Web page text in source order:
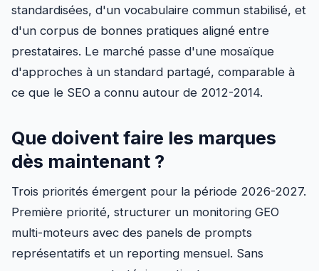
standardisées, d'un vocabulaire commun stabilisé, et
d'un corpus de bonnes pratiques aligné entre
prestataires. Le marché passe d'une mosaïque
d'approches à un standard partagé, comparable à
ce que le SEO a connu autour de 2012-2014.
Que doivent faire les marques
dès maintenant ?
Trois priorités émergent pour la période 2026-2027.
Première priorité, structurer un monitoring GEO
multi-moteurs avec des panels de prompts
représentatifs et un reporting mensuel. Sans